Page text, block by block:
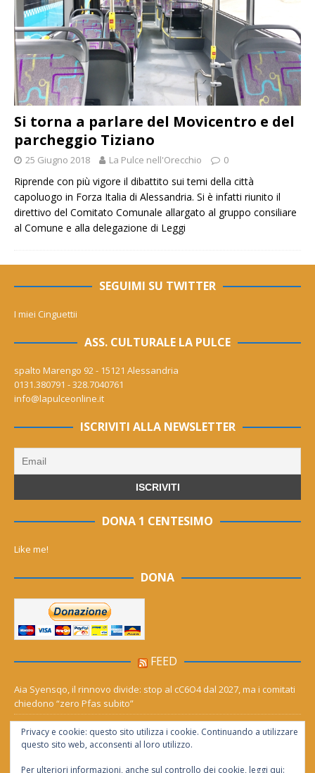
Si torna a parlare del Movicentro e del
parcheggio Tiziano
25 Giugno 2018 La Pulce nell'Orecchio 0
Riprende con più vigore il dibattito sui temi della città
capoluogo in Forza Italia di Alessandria. Si è infatti riunito il
direttivo del Comitato Comunale allargato al gruppo consiliare
al Comune e alla delegazione di Leggi
SEGUIMI SU TWITTER
I miei Cinguettii
ASS. CULTURALE LA PULCE
spalto Marengo 92 - 15121 Alessandria
0131.380791 - 328.7040761
info@lapulceonline.it
ISCRIVITI ALLA NEWSLETTER
DONA 1 CENTESIMO
Like me!
DONA
FEED
Aia Syensqo, il rinnovo divide: stop al cC6O4 dal 2027, ma i comitati
chiedono “zero Pfas subito”
Derthona ripescato in serie D: Grigi, Valenzana e Leoncelli ne
girone A
Privacy e cookie: questo sito utilizza i cookie. Continuando a utilizzare
questo sito web, acconsenti al loro utilizzo.
Per ulteriori informazioni, anche sul controllo dei cookie, leggi qui: